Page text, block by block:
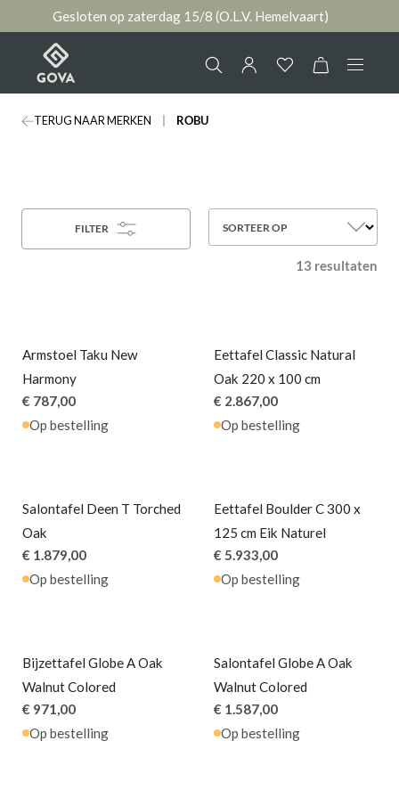
Gesloten op zaterdag 15/8 (O.L.V. Hemelvaart)
Merken
AANMELDEN
TERUG NAAR MERKEN ROBU
FILTER SORTEER OP
13 resultaten
Armstoel Taku New
Harmony
€ 787,00
Op bestelling
Eettafel Classic Natural
Oak 220 x 100 cm
€ 2.867,00
Op bestelling
Salontafel Deen T Torched
Oak
€ 1.879,00
Op bestelling
Eettafel Boulder C 300 x
125 cm Eik Naturel
€ 5.933,00
Op bestelling
Bijzettafel Globe A Oak
Walnut Colored
€ 971,00
Op bestelling
Salontafel Globe A Oak
Walnut Colored
€ 1.587,00
Op bestelling